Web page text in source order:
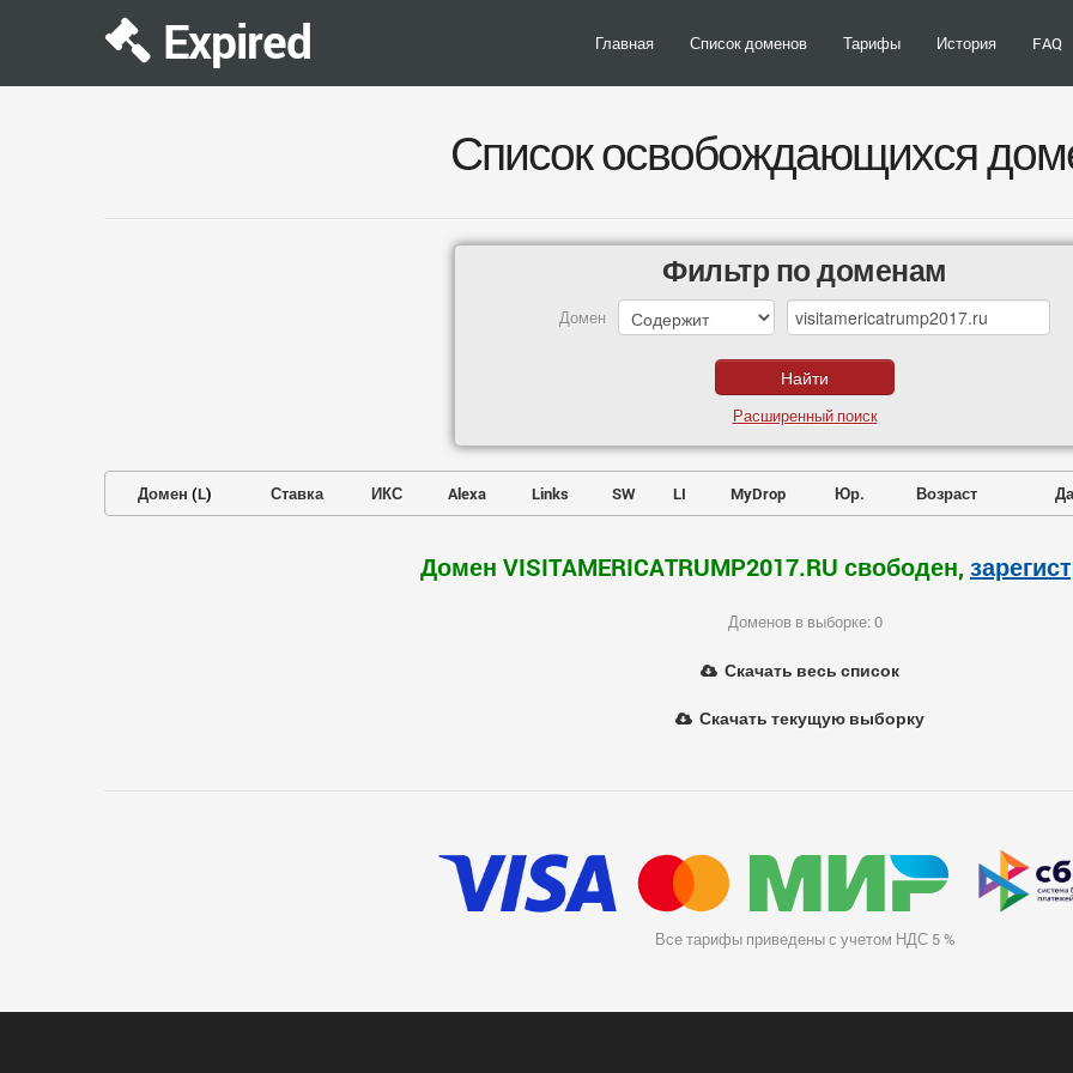
Expired Главная Список доменов Тарифы История FAQ
Список освобождающихся
Фильтр по доменам
Домен
Расширенный поиск
Домен (L) Ставка ИКС Alexa Links SW LI MyDrop Юр. Возраст
Домен VISITAMERICATRUMP2017.RU свободен,
Доменов в выборке: 0
Скачать весь список
Скачать текущую выборку
Все тарифы приведены с учетом НДС 5 %